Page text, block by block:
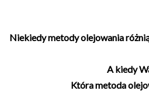
Niekiedy metody olejowania
A kiedy
Która metoda